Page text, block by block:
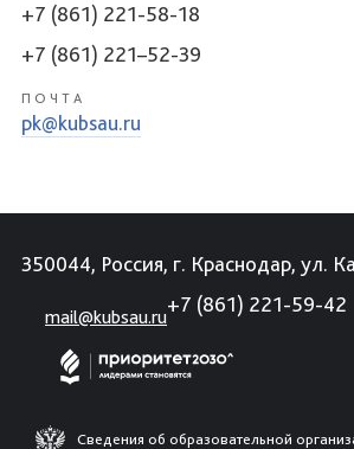
+7 (861) 221-58-18
+7 (861) 221–52-39
ПОЧТА
pk@kubsau.ru
350044, Россия, г. Краснодар, ул.
mail@kubsau.ru
+7 (861) 221-59-42
Сведения об образовательной